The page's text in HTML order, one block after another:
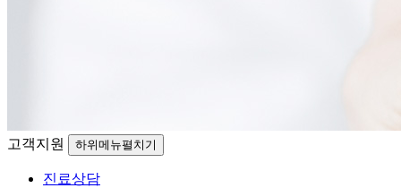
고객지원 하위메뉴펼치기
진료상담